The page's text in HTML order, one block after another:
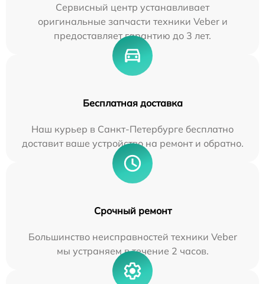
Сервисный центр устанавливает
оригинальные запчасти техники Veber и
предоставляет гарантию до 3 лет.
Бесплатная доставка
Наш курьер в Санкт-Петербурге бесплатно
доставит ваше устройство на ремонт и обратно.
Срочный ремонт
Большинство неисправностей техники Veber
мы устраняем в течение 2 часов.